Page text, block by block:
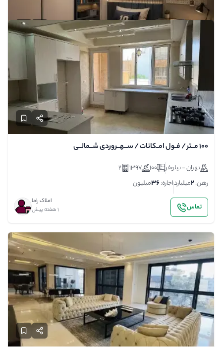
تهران - نیلوفر 110
1404
رهن: میلیارداجاره:120میلیون
تماس
املاک راما
1 هفته پیش
100 مــتر / فـول امـکانات / ســهــروردی شــمالــی
تهران - نیلوفر 100
1397
2
رهن:2میلیارداجاره:36میلیون
تماس
املاک راما
1 هفته پیش